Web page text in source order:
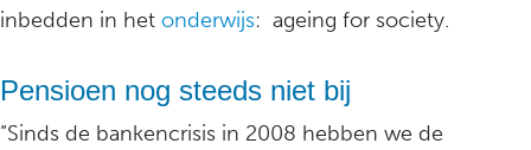
inbedden in het onderwijs: ageing for society.
Pensioen nog steeds niet bij
“Sinds de bankencrisis in 2008 hebben we de